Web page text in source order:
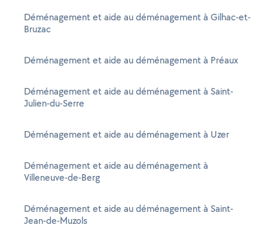
Déménagement et aide au déménagement à Gilhac-et-
Bruzac
Déménagement et aide au déménagement à Préaux
Déménagement et aide au déménagement à Saint-
Julien-du-Serre
Déménagement et aide au déménagement à Uzer
Déménagement et aide au déménagement à
Villeneuve-de-Berg
Déménagement et aide au déménagement à Saint-
Jean-de-Muzols